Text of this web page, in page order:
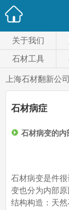
关于我们
石材工具
上海石材翻新公司
石材病症
石材病变的内
石材病变是件
变也分为内部
结构构造：天